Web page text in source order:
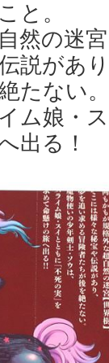
と。
然の迷
説があ
たない
ム娘・
へ出る！